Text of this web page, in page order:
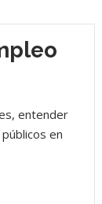
entender
en